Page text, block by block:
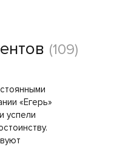
(109)
«Егерь»
успели